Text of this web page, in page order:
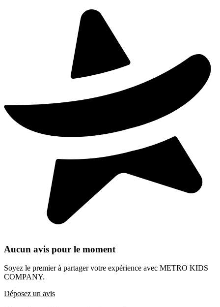
Aucun avis pour le moment
Soyez le premier à partager votre expérience avec METRO KIDS
COMPANY.
Déposez un avis